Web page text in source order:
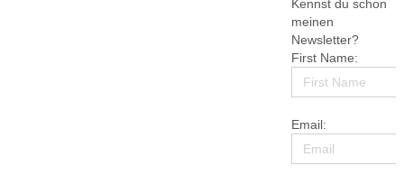
Kennst du schon
meinen
Newsletter?
First Name:
Email: